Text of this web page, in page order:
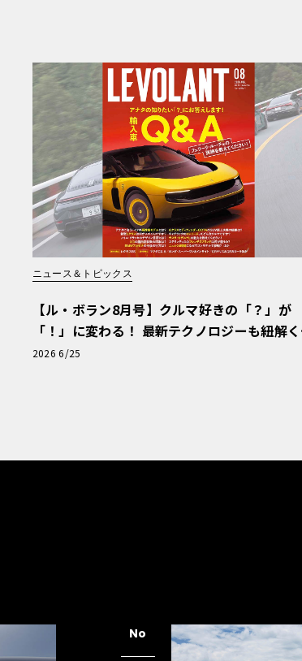
ニュース＆トピックス
【ル・ボラン8月号】クルマ好きの「？」が
「！」に変わる！ 最新テクノロジーも紐解く
「輸入車Q&A」
2026 6/25
No